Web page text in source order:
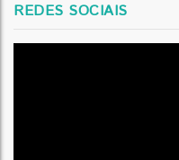
REDES SOCIAIS